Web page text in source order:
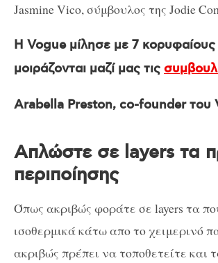
Jasmine Vico, σύμβουλος της Jodie
Η Vogue μίλησε με 7
μοιράζονται μαζί μας τις
Arabella Preston, co-founder του
Απλώστε σε layers τα
περιποίησης
Όπως ακριβώς φοράτε σε layers τα
ισοθερμικά κάτω απο το χειμερινό
ακριβώς πρέπει να τοποθετείτε και